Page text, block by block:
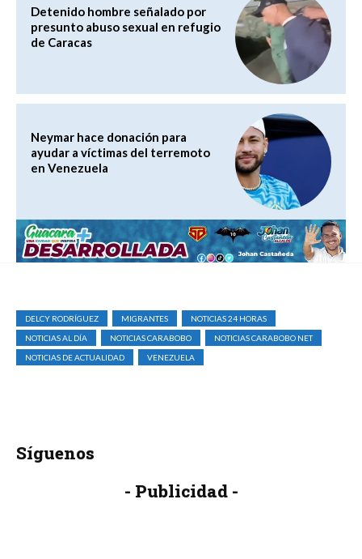
Detenido hombre señalado por
presunto abuso sexual en refugio
de Caracas
Neymar hace donación para
ayudar a víctimas del terremoto
en Venezuela
DELCY RODRÍGUEZ MIGRANTES
NOTICIAS 24 HORAS
NOTICIAS AL DÍA
NOTICIAS CARABOBO
NOTICIAS CARABOBO NET
NOTICIAS DE ACTUALIDAD
VENEZUELA
Síguenos
- Publicidad -